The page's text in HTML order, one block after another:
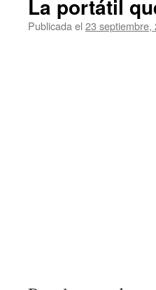
La portátil
Publicada el 23 septiembre,